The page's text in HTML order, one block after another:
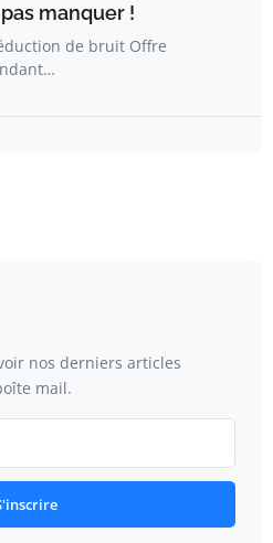
manquer !
de bruit Offre
nos derniers articles
mail.